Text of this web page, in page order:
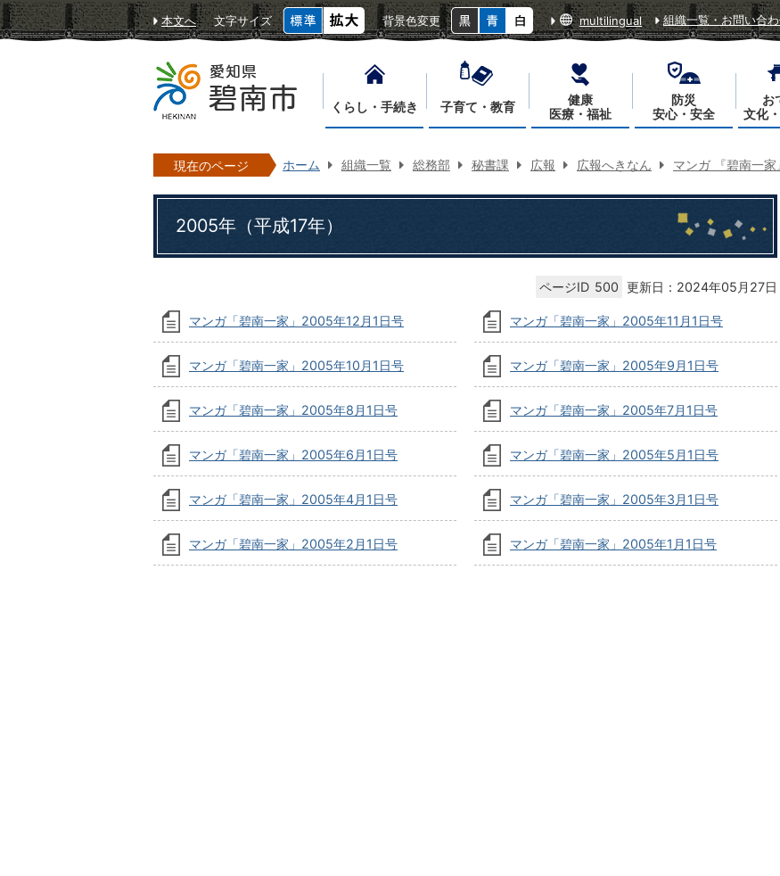
本文へ 文字サイズ 背景色変更 multilingual 組織一覧・お問い合
くらし・手続き 子育て・教育
健康
医療・福祉
防災
安心・安全
お
文化
現在のページ ホーム 組織一覧 総務部 秘書課 広報 広報へきなん マンガ 『碧南一家
2005年（平成17年）
ページID 500 更新日：2024年05月27日
マンガ「碧南一家」2005年12月1日号 マンガ「碧南一家」2005年11月1日号
マンガ「碧南一家」2005年10月1日号 マンガ「碧南一家」2005年9月1日号
マンガ「碧南一家」2005年8月1日号 マンガ「碧南一家」2005年7月1日号
マンガ「碧南一家」2005年6月1日号 マンガ「碧南一家」2005年5月1日号
マンガ「碧南一家」2005年4月1日号 マンガ「碧南一家」2005年3月1日号
マンガ「碧南一家」2005年2月1日号 マンガ「碧南一家」2005年1月1日号